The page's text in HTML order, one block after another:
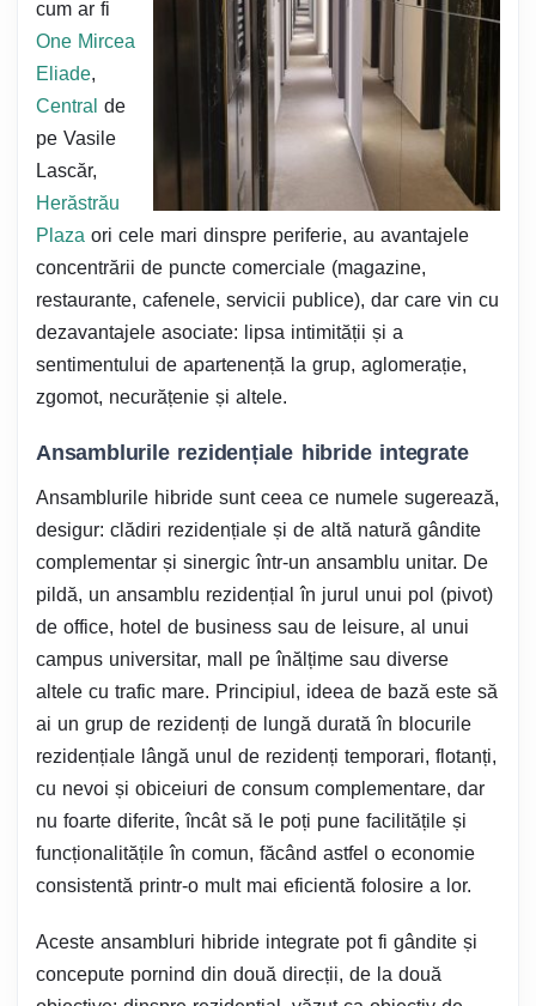
cum ar fi
One Mircea
Eliade,
Central de
pe Vasile
Lascăr,
Herăstrău
Plaza ori cele mari dinspre periferie, au avantajele
concentrării de puncte comerciale (magazine,
restaurante, cafenele, servicii publice), dar care vin cu
dezavantajele asociate: lipsa intimității și a
sentimentului de apartenență la grup, aglomerație,
zgomot, necurățenie și altele.
Ansamblurile rezidențiale hibride integrate
Ansamblurile hibride sunt ceea ce numele sugerează,
desigur: clădiri rezidențiale și de altă natură gândite
complementar și sinergic într-un ansamblu unitar. De
pildă, un ansamblu rezidențial în jurul unui pol (pivot)
de office, hotel de business sau de leisure, al unui
campus universitar, mall pe înălțime sau diverse
altele cu trafic mare. Principiul, ideea de bază este să
ai un grup de rezidenți de lungă durată în blocurile
rezidențiale lângă unul de rezidenți temporari, flotanți,
cu nevoi și obiceiuri de consum complementare, dar
nu foarte diferite, încât să le poți pune facilitățile și
funcționalitățile în comun, făcând astfel o economie
consistentă printr-o mult mai eficientă folosire a lor.
Aceste ansambluri hibride integrate pot fi gândite și
concepute pornind din două direcții, de la două